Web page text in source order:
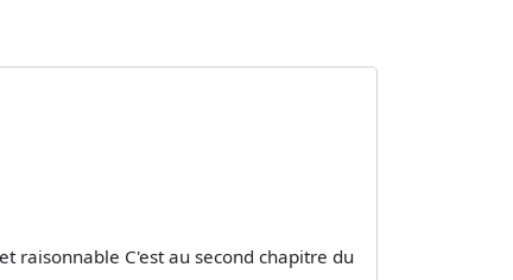
raisonnable C'est au second chapitre du